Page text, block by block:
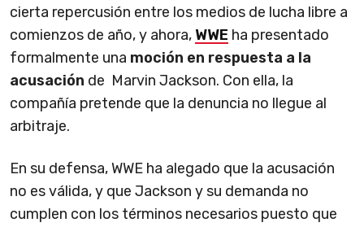
cierta repercusión entre los medios de lucha libre a
comienzos de año, y ahora, WWE ha presentado
formalmente una moción en respuesta a la
acusación de Marvin Jackson. Con ella, la
compañía pretende que la denuncia no llegue al
arbitraje.
En su defensa, WWE ha alegado que la acusación
no es válida, y que Jackson y su demanda no
cumplen con los términos necesarios puesto que